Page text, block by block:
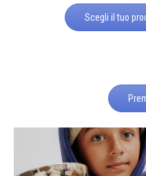
Scegli il tuo